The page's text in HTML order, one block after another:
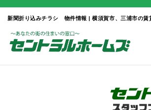
新聞折り込みチラシ 物件情報 | 横須賀市、三浦市の賃